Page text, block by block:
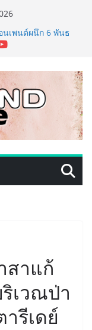
นเพนต์ผนึก 6 พันธ
PAINT
ฑ์คุณภาพและ
” ส่งมอบ โรงเรียน
การ ส่งต่อโอกาส
ใช้เวลา 434 วัน
ยนแห่งความหวัง
the World Season
สืบสานพระ
ทยอย่างยั่งยืน
แลนด์) เปิดโรงงาน
รผลิตสู่เอเชียตะวัน
รั้งสำคัญ
สาแก้
เวณป่า
รีเดย์